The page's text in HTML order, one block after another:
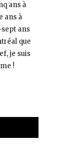
ans à
ans à
ans
que
je suis
!